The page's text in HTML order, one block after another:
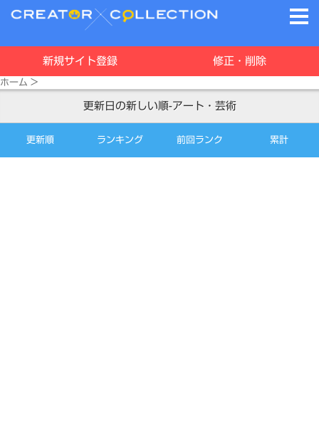
新規サイト登録 修正・削除
ホーム >
更新日の新しい順-アート・芸術
更新順 ランキング 前回ランク 累計